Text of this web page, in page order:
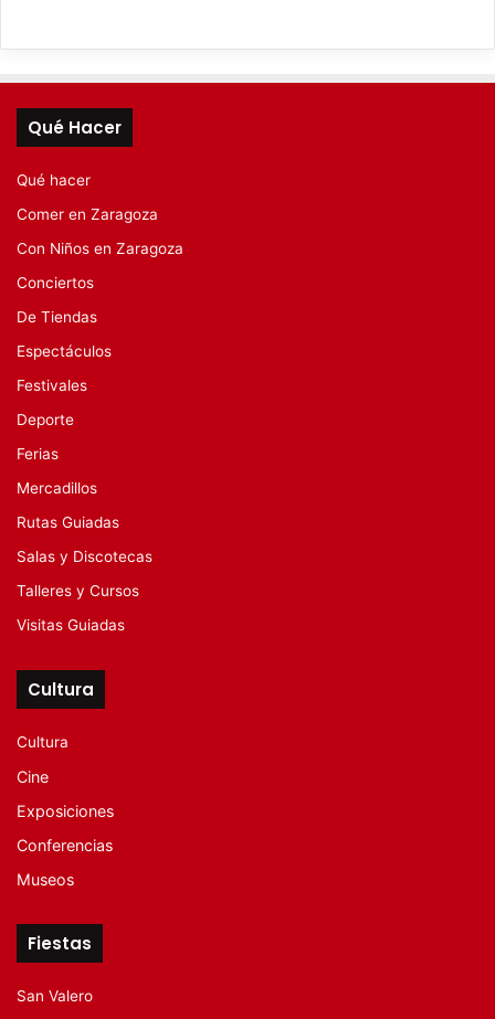
Qué Hacer
Qué hacer
Comer en Zaragoza
Con Niños en Zaragoza
Conciertos
De Tiendas
Espectáculos
Festivales
Deporte
Ferias
Mercadillos
Rutas Guiadas
Salas y Discotecas
Talleres y Cursos
Visitas Guiadas
Cultura
Cultura
Cine
Exposiciones
Conferencias
Museos
Fiestas
San Valero